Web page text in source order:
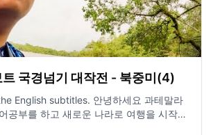
국경넘기 대작전 - 북중미(4)
subtitles. 안녕하세요 과테말라
공부를 하고 새로운 나라로 여행을 시작했